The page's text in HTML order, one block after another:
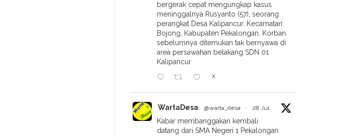
bergerak cepat mengungkap kasus
meninggalnya Rusyanto (57), seorang
perangkat Desa Kalipancur, Kecamatan
Bojong, Kabupaten Pekalongan. Korban
sebelumnya ditemukan tak bernyawa di
area persawahan belakang SDN 01
Kalipancur
X
WartaDesa @warta_desa · 28 Jul
Kabar membanggakan kembali
datang dari SMA Negeri 1 Pekalongan.